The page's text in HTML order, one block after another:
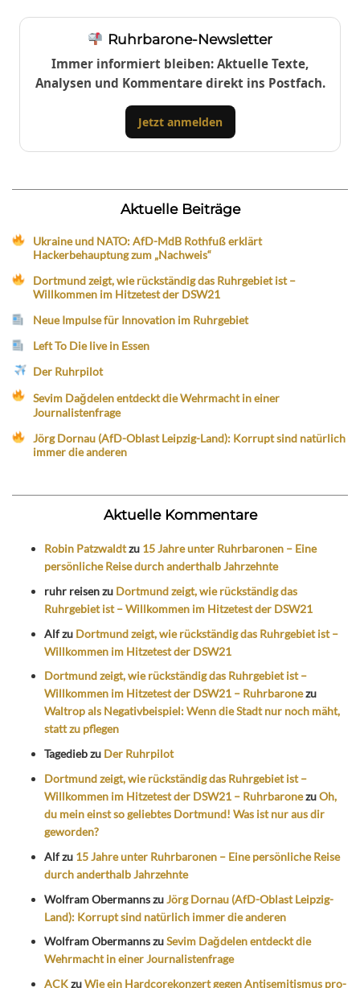
Ruhrbarone-Newsletter
Immer informiert bleiben: Aktuelle Texte,
Analysen und Kommentare direkt ins Postfach.
Jetzt anmelden
Aktuelle Beiträge
Ukraine und NATO: AfD-MdB Rothfuß erklärt
Hackerbehauptung zum „Nachweis“
Dortmund zeigt, wie rückständig das Ruhrgebiet ist –
Willkommen im Hitzetest der DSW21
Neue Impulse für Innovation im Ruhrgebiet
Left To Die live in Essen
Der Ruhrpilot
Sevim Dağdelen entdeckt die Wehrmacht in einer
Journalistenfrage
Jörg Dornau (AfD-Oblast Leipzig-Land): Korrupt sind natürlich
immer die anderen
Aktuelle Kommentare
Robin Patzwaldtzu 15 Jahre unter Ruhrbaronen – Eine
persönliche Reise durch anderthalb Jahrzehnte
ruhr reisenzu Dortmund zeigt, wie rückständig das
Ruhrgebiet ist – Willkommen im Hitzetest der DSW21
Alfzu Dortmund zeigt, wie rückständig das Ruhrgebiet ist –
Willkommen im Hitzetest der DSW21
Dortmund zeigt, wie rückständig das Ruhrgebiet ist –
Willkommen im Hitzetest der DSW21 – Ruhrbaronezu
Waltrop als Negativbeispiel: Wenn die Stadt nur noch mäht,
statt zu pflegen
Tagediebzu Der Ruhrpilot
Dortmund zeigt, wie rückständig das Ruhrgebiet ist –
Willkommen im Hitzetest der DSW21 – RuhrbaronezuOh,
du mein einst so geliebtes Dortmund! Was ist nur aus dir
geworden?
Alfzu 15 Jahre unter Ruhrbaronen – Eine persönliche Reise
durch anderthalb Jahrzehnte
Wolfram ObermannszuJörg Dornau (AfD-Oblast Leipzig-
Land): Korrupt sind natürlich immer die anderen
Wolfram ObermannszuSevim Dağdelen entdeckt die
Wehrmacht in einer Journalistenfrage
ACKzuWie ein Hardcorekonzert gegen Antisemitismus pro-